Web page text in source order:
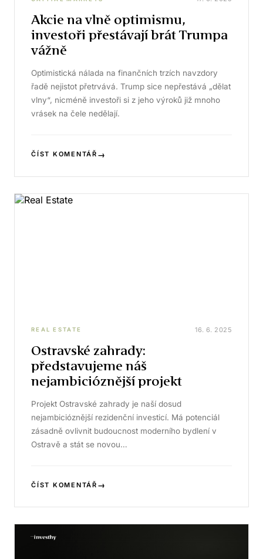
Akcie na vlně optimismu,
investoři přestávají brát Trumpa
vážně
Optimistická nálada na finančních trzích navzdory
řadě nejistot přetrvává. Trump sice nepřestává „dělat
vlny“, nicméně investoři si z jeho výroků již mnoho
vrásek na čele nedělají.
ČÍST KOMENTÁŘ →
REAL ESTATE 16. 6. 2025
Ostravské zahrady:
představujeme náš
nejambicióznější projekt
Projekt Ostravské zahrady je naší dosud
nejambicióznější rezidenční investicí. Má potenciál
zásadně ovlivnit budoucnost moderního bydlení v
Ostravě a stát se novou…
ČÍST KOMENTÁŘ →